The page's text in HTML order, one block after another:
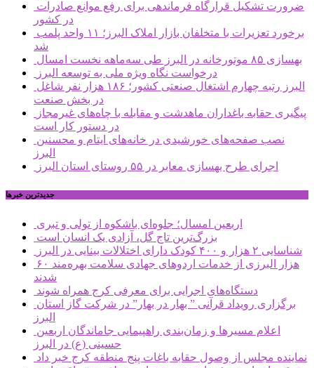
در کشور
شد
بهسازی ۸۵ موتورخانه در البرز طی سه‌ماهه نخست امسال
درخواست نگاه ویژه ملی به توسعه البرز
در بخش صنعت
در دستور کار است
البرز
اجرای طرح بهسازی معابر در ۵۵ روستای استان البرز
جديدترين خبرها
اربعین امسال؛ جلوه‌ای باشکوه از تولی و تبری
بزرگ‌ترین تاج گل، آزادی یک انسان است
شناسایی ۲ هزار و ۴۰۰ کودک دارای اختلالات بینایی در البرز
۶۰ هزار البرزی از خدمات اردوهای جهادی سلامت بهره‌مند
شدند
دستگاه‌های اجرایی برای معرفی کرج همراه شوند
البرز
حسینی (ع) در البرز
نماینده مجلس از وصول حقابه باغات پنج منطقه کرج خبر داد